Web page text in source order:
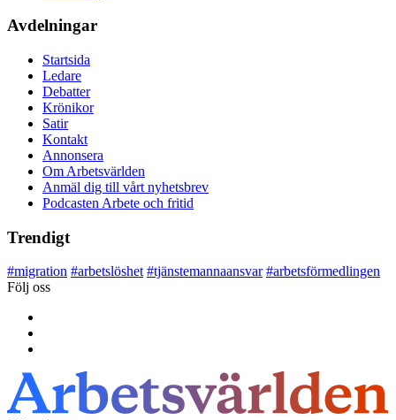
Avdelningar
Startsida
Ledare
Debatter
Krönikor
Satir
Kontakt
Annonsera
Om Arbetsvärlden
Anmäl dig till vårt nyhetsbrev
Podcasten Arbete och fritid
Trendigt
#migration #arbetslöshet #tjänstemannaansvar #arbetsförmedlingen
Följ oss